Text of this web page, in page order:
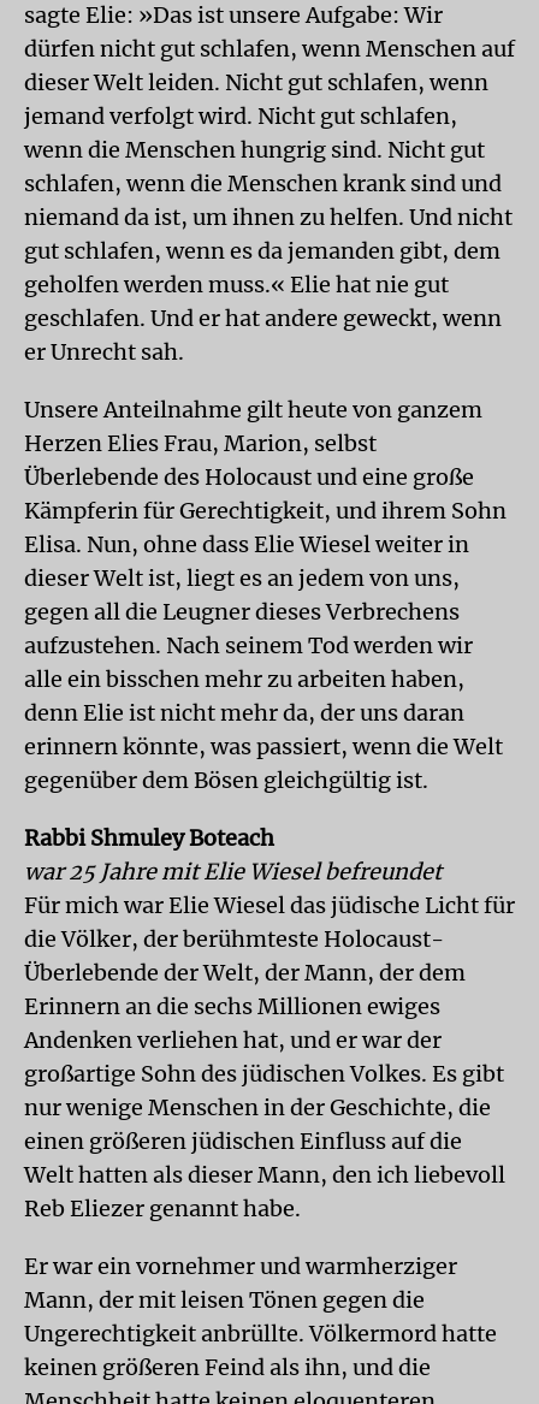
sagte Elie: »Das ist unsere Aufgabe: Wir
dürfen nicht gut schlafen, wenn Menschen auf
dieser Welt leiden. Nicht gut schlafen, wenn
jemand verfolgt wird. Nicht gut schlafen,
wenn die Menschen hungrig sind. Nicht gut
schlafen, wenn die Menschen krank sind und
niemand da ist, um ihnen zu helfen. Und nicht
gut schlafen, wenn es da jemanden gibt, dem
geholfen werden muss.« Elie hat nie gut
geschlafen. Und er hat andere geweckt, wenn
er Unrecht sah.
Unsere Anteilnahme gilt heute von ganzem
Herzen Elies Frau, Marion, selbst
Überlebende des Holocaust und eine große
Kämpferin für Gerechtigkeit, und ihrem Sohn
Elisa. Nun, ohne dass Elie Wiesel weiter in
dieser Welt ist, liegt es an jedem von uns,
gegen all die Leugner dieses Verbrechens
aufzustehen. Nach seinem Tod werden wir
alle ein bisschen mehr zu arbeiten haben,
denn Elie ist nicht mehr da, der uns daran
erinnern könnte, was passiert, wenn die Welt
gegenüber dem Bösen gleichgültig ist.
Rabbi Shmuley Boteach
war 25 Jahre mit Elie Wiesel befreundet
Für mich war Elie Wiesel das jüdische Licht für
die Völker, der berühmteste Holocaust-
Überlebende der Welt, der Mann, der dem
Erinnern an die sechs Millionen ewiges
Andenken verliehen hat, und er war der
großartige Sohn des jüdischen Volkes. Es gibt
nur wenige Menschen in der Geschichte, die
einen größeren jüdischen Einfluss auf die
Welt hatten als dieser Mann, den ich liebevoll
Reb Eliezer genannt habe.
Er war ein vornehmer und warmherziger
Mann, der mit leisen Tönen gegen die
Ungerechtigkeit anbrüllte. Völkermord hatte
keinen größeren Feind als ihn, und die